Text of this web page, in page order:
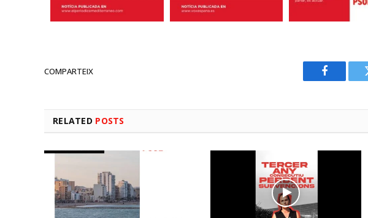
COMPARTEIX
Facebook
RELATED POSTS